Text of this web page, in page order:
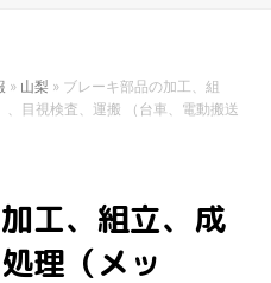
» 山梨 » ブレーキ部品の加⼯、組
目視検査、運搬 （台⾞、電動搬送
⼯、組⽴、成
理（メッ